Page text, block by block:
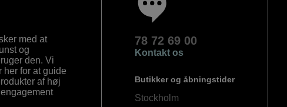
med at
og
den. Vi
for at guide
af høj
78 72 69 00
Kontakt os
Butikker og åbningstider
Stockholm